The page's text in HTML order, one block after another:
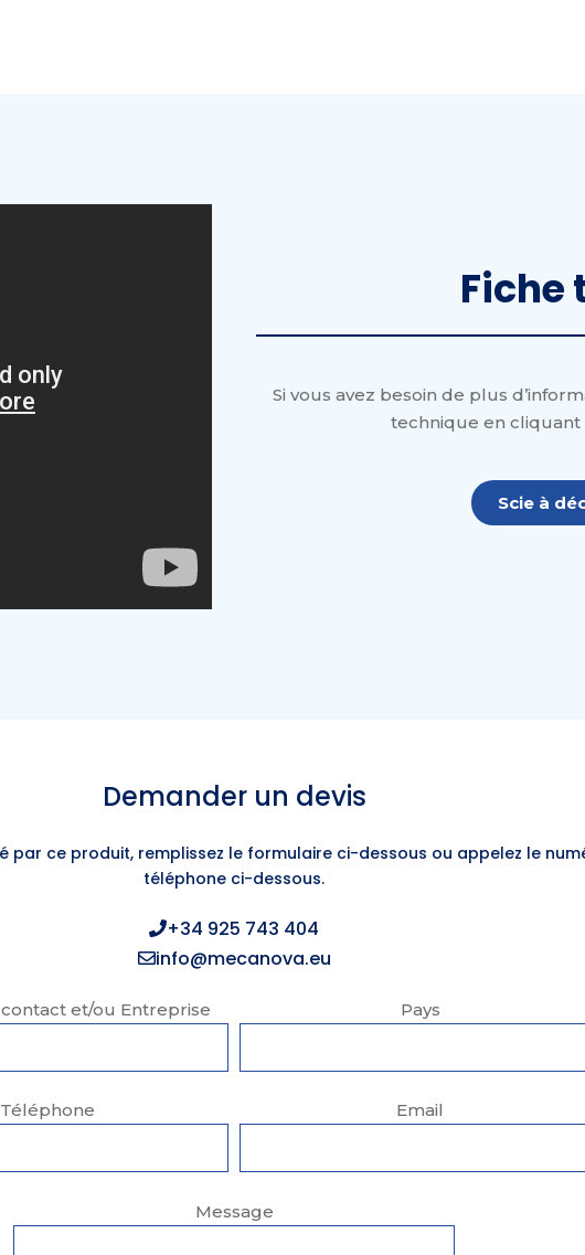
Fiche
Si vous avez besoin de plus
technique en
Scie à
Demander un devis
par ce produit, remplissez le formulaire ci-dessous ou appelez le
téléphone ci-dessous.
+34 925 743 404
info@mecanova.eu
et/ou Entreprise Pays
Téléphone Email
Message